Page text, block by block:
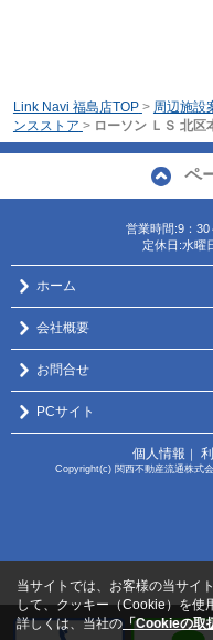
Link Navi 福島店TOP > 周辺施設
ンスストア > ローソン ＬＳ 北区
ペ
営業時間:9：30
定休日:水曜
ホーム
会社概要
お問合せ
PCサイト
個人情報 ｜
Copyright(c) 関西不動産流通
当サイトでは、お客様の当サイ
して、クッキー（Cookie）を使
詳しくは、当社の 「Cookieの取